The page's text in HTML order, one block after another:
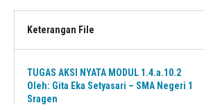
Keterangan File
TUGAS AKSI NYATA MODUL 1.4.a.10.2
Oleh: Gita Eka Setyasari – SMA Negeri 1
Sragen